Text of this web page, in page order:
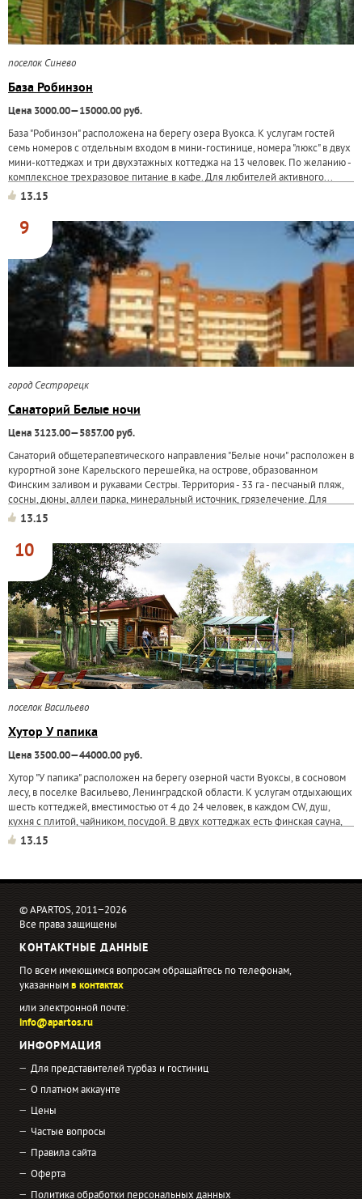
поселок Синево
База Робинзон
Цена 3000.00—15000.00 руб.
База "Робинзон" расположена на берегу озера Вуокса. К услугам гостей
семь номеров с отдельным входом в мини-гостинице, номера "люкс" в двух
мини-коттеджах и три двухэтажных коттеджа на 13 человек. По желанию -
комплексное трехразовое питание в кафе. Для любителей активного...
13.15
9
город Сестрорецк
Санаторий Белые ночи
Цена 3123.00—5857.00 руб.
Санаторий общетерапевтического направления "Белые ночи" расположен в
курортной зоне Карельского перешейка, на острове, образованном
Финским заливом и рукавами Сестры. Территория - 33 га - песчаный пляж,
сосны, дюны, аллеи парка, минеральный источник, грязелечение. Для
размещения...
13.15
10
поселок Васильево
Хутор У папика
Цена 3500.00—44000.00 руб.
Хутор "У папика" расположен на берегу озерной части Вуоксы, в сосновом
лесу, в поселке Васильево, Ленинградской области. К услугам отдыхающих
шесть коттеджей, вместимостью от 4 до 24 человек, в каждом CW, душ,
кухня с плитой, чайником, посудой. В двух коттеджах есть финская сауна,
в...13.15
© APARTOS, 2011−2026
Все права защищены
КОНТАКТНЫЕ ДАННЫЕ
По всем имеющимся вопросам обращайтесь по телефонам,
указаннымв контактах
или электронной почте:
info@apartos.ru
ИНФОРМАЦИЯ
Для представителей турбаз и гостиниц
О платном аккаунте
Цены
Частые вопросы
Правила сайта
Оферта
Политика обработки персональных данных